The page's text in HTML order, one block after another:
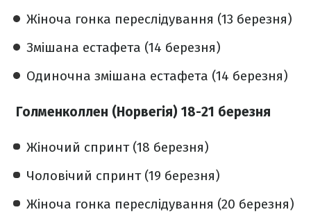
Жіноча гонка переслідування (13 березня)
Змішана естафета (14 березня)
Одиночна змішана естафета (14 березня)
Голменколлен (Норвегія) 18-21 березня
Жіночий спринт (18 березня)
Чоловічий спринт (19 березня)
Жіноча гонка переслідування (20 березня)